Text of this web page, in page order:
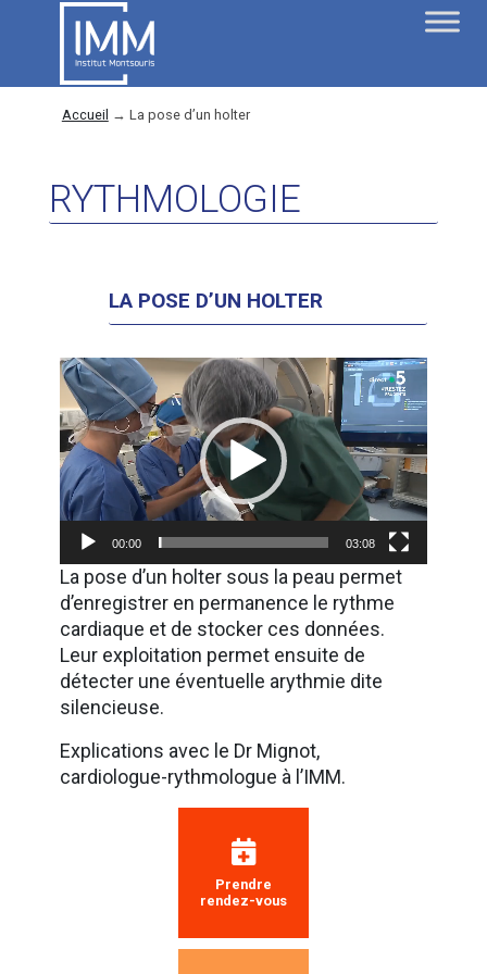
Accueil → La pose d’un holter
RYTHMOLOGIE
LA POSE D’UN HOLTER
Lecteur
vidéo
00:00 03:08
La pose d’un holter sous la peau permet
d’enregistrer en permanence le rythme
cardiaque et de stocker ces données.
Leur exploitation permet ensuite de
détecter une éventuelle arythmie dite
silencieuse.
Explications avec le Dr Mignot,
cardiologue-rythmologue à l’IMM.
Prendre
rendez-vous